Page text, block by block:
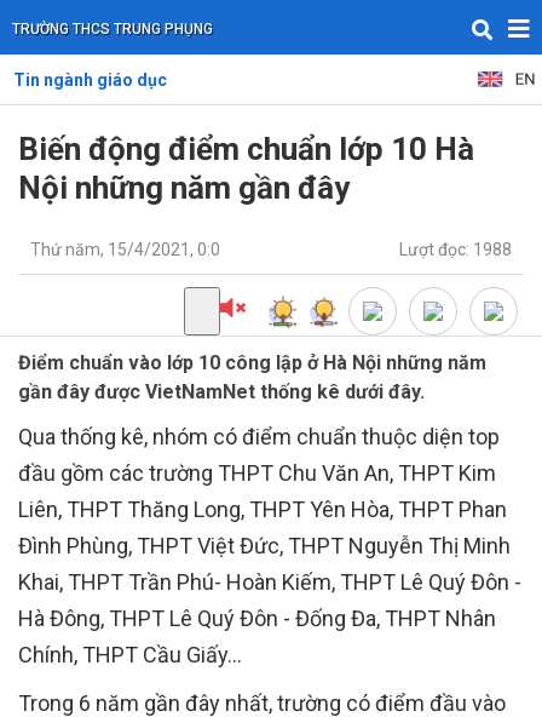
TRƯỜNG THCS TRUNG PHỤNG
Tin ngành giáo dục
Biến động điểm chuẩn lớp 10 Hà
Nội những năm gần đây
Thứ năm, 15/4/2021, 0:0 Lượt đọc: 1988
Điểm chuẩn vào lớp 10 công lập ở Hà Nội những năm
gần đây được VietNamNet thống kê dưới đây.
Qua thống kê, nhóm có điểm chuẩn thuộc diện top
đầu gồm các trường THPT Chu Văn An, THPT Kim
Liên, THPT Thăng Long, THPT Yên Hòa, THPT Phan
Đình Phùng, THPT Việt Đức, THPT Nguyễn Thị Minh
Khai, THPT Trần Phú- Hoàn Kiếm, THPT Lê Quý Đôn -
Hà Đông, THPT Lê Quý Đôn - Đống Đa, THPT Nhân
Chính, THPT Cầu Giấy…
Trong 6 năm gần đây nhất, trường có điểm đầu vào